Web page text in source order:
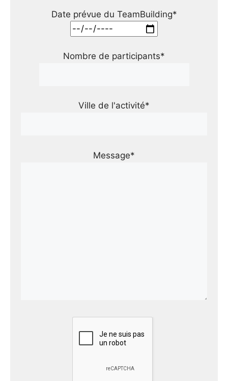
Date prévue du TeamBuilding*
Nombre de participants*
Ville de l'activité*
Message*